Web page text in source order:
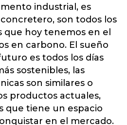
industrial, es
son todos los
que hoy tenemos en el
en carbono. El sueño
es todos los días
sostenibles, las
son similares o
productos actuales,
que tiene un espacio
en el mercado.